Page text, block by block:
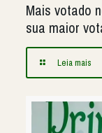
Mais votado
sua maior
Leia mais